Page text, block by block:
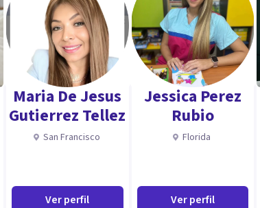
Maria De Jesus
Gutierrez Tellez
San Francisco
Ver perfil
Jessica Perez
Rubio
Florida
Ver perfil